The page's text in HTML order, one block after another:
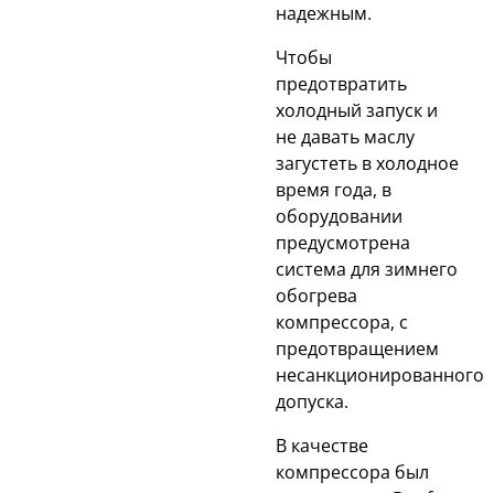
надежным.
Чтобы
предотвратить
холодный запуск и
не давать маслу
загустеть в холодное
время года, в
оборудовании
предусмотрена
система для зимнего
обогрева
компрессора, с
предотвращением
несанкционированного
допуска.
В качестве
компрессора был